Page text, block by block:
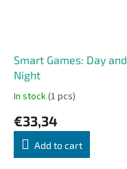
Smart Games: Day and
Night
In stock(1 pcs)
€33,34
Add to cart